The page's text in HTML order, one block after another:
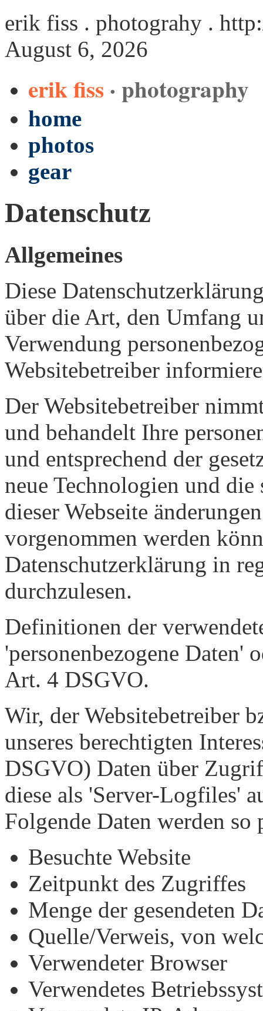
erik fiss . photograhy .
August 6, 2026
erik fiss · photography
home
photos
gear
Datenschutz
Allgemeines
Diese
über die Art, den Umfang
Verwendung
Websitebetreiber
Der Websitebetreiber
und behandelt Ihre
und entsprechend der
neue Technologien und
dieser Webseite
vorgenommen werden
Datenschutzerklärung in
durchzulesen.
Definitionen der
'personenbezogene Daten'
Art. 4 DSGVO.
Wir, der Websitebetreiber
unseres berechtigten
DSGVO) Daten über
diese als 'Server-Logfiles'
Folgende Daten werden
Besuchte Website
Zeitpunkt des Zugriffes
Menge der gesendeten
Quelle/Verweis, von
Verwendeter Browser
Verwendetes